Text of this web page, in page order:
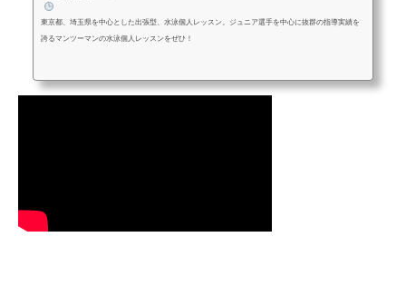
東京都、埼玉県を中心とした出張型、水泳個人レッスン。ジュニア選手を中心に抜群の指導実績を
誇るマンツーマンの水泳個人レッスンをぜひ！